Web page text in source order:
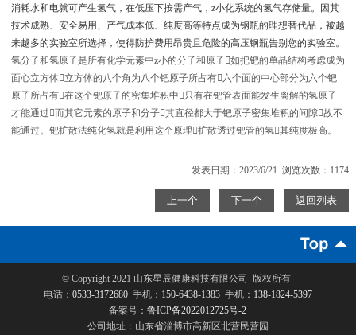
消耗水和电就可产生氢气，在低压下按需产气，z小化系统的氢气存储量。因其
技术成熟、安全易用、产气成本低、纯度高等特点成为钢瓶的理想替代品，被越
来越多的实验室所选择，使得防护费用昂贵且危险的高压钢瓶告别您的实验室。
氢分子和氢原子是所有化学元素中z小的分子和原子如把钯的单晶结构考虑成为
面心立方体立方体的八个角为八个钯原子所占有六个面的中心部分为六个钯
原子所占有在这个钯原子的密集堆积中只有在钯管表面能发生离解的氢原子
才能通过而其它元素的原子和分子其直径都大于钯原子密集堆积的间隙故不
能通过。钯扩散法纯化氢就是利用这个原理扩散透过钯管的氢其纯度极高。
发表日期：2023/6/21 浏览次数：1174
上一个 下一个 返回列表
© Copyright 2021 山东星辰健康科技有限公司
版权所有
电话： 0533-3172680手机： 150-6438-1383手机： 138-1824-5397
备案号：鲁ICP备2022012725号-2
公司地址：山东省淄博市高新区北营民营园